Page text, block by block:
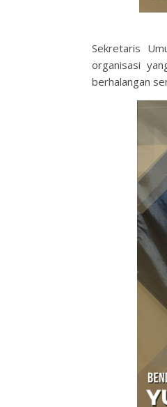
Sekretaris
organisasi
berhalangan